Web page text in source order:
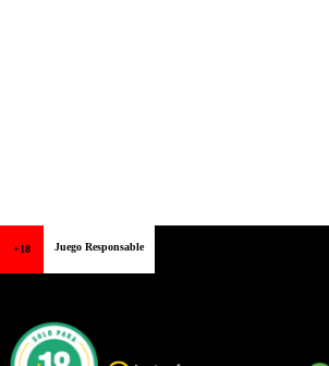
+18 Juego Responsable